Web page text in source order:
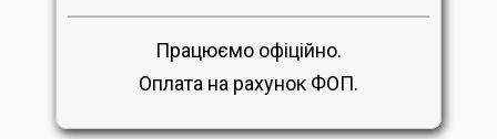
Працюємо офіційно.
Оплата на рахунок ФОП.